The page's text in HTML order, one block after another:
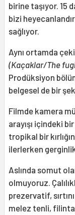
birine taşıyor. 15
bizi
sağlıyor.
Aynı ortamda
(Kaçaklar/The
Prodüksiyon
belgesel de bir
Filmde kamera
arayışı içindeki
tropikal bir
ilerlerken
Aslında somut
olmuyoruz.
prezervatif,
melez tenli,